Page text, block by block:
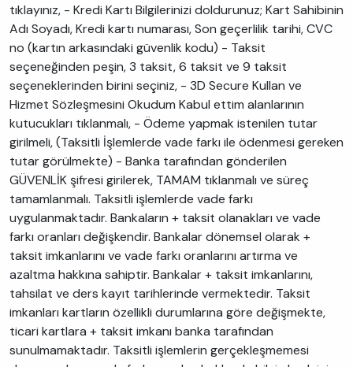
tıklayınız, - Kredi Kartı Bilgilerinizi doldurunuz; Kart Sahibinin
Adı Soyadı, Kredi kartı numarası, Son geçerlilik tarihi, CVC
no (kartın arkasındaki güvenlik kodu) - Taksit
seçeneğinden peşin, 3 taksit, 6 taksit ve 9 taksit
seçeneklerinden birini seçiniz, - 3D Secure Kullan ve
Hizmet Sözleşmesini Okudum Kabul ettim alanlarının
kutucukları tıklanmalı, - Ödeme yapmak istenilen tutar
girilmeli, (Taksitli İşlemlerde vade farkı ile ödenmesi gereken
tutar görülmekte) - Banka tarafından gönderilen
GÜVENLİK şifresi girilerek, TAMAM tıklanmalı ve süreç
tamamlanmalı. Taksitli işlemlerde vade farkı
uygulanmaktadır. Bankaların + taksit olanakları ve vade
farkı oranları değişkendir. Bankalar dönemsel olarak +
taksit imkanlarını ve vade farkı oranlarını artırma ve
azaltma hakkına sahiptir. Bankalar + taksit imkanlarını,
tahsilat ve ders kayıt tarihlerinde vermektedir. Taksit
imkanları kartların özellikli durumlarına göre değişmekte,
ticari kartlara + taksit imkanı banka tarafından
sunulmamaktadır. Taksitli işlemlerin gerçekleşmemesi